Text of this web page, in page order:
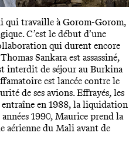
qui travaille à Gorom-Gorom,
C’est le début d’une
qui durent encore
Sankara est assassiné,
interdit de séjour au Burkina
est lancée contre le
de ses avions. Effrayés, les
en 1988, la liquidation
1990, Maurice prend la
aérienne du Mali avant de